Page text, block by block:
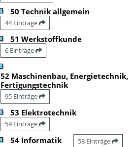
50 Technik allgemein
44 Einträge
51 Werkstoffkunde
6 Einträge
52 Maschinenbau, Energietechnik,
Fertigungstechnik
95 Einträge
53 Elektrotechnik
59 Einträge
54 Informatik 58 Einträge